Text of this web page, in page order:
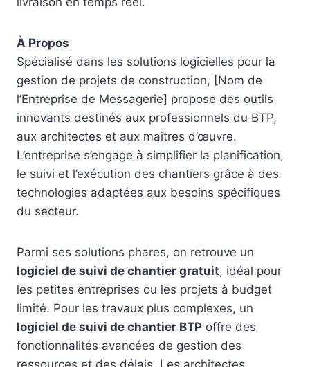
À Propos
Spécialisé dans les solutions logicielles pour la
gestion de projets de construction, [Nom de
l’Entreprise de Messagerie] propose des outils
innovants destinés aux professionnels du BTP,
aux architectes et aux maîtres d’œuvre.
L’entreprise s’engage à simplifier la planification,
le suivi et l’exécution des chantiers grâce à des
technologies adaptées aux besoins spécifiques
du secteur.
Parmi ses solutions phares, on retrouve un
logiciel de suivi de chantier gratuit, idéal pour
les petites entreprises ou les projets à budget
limité. Pour les travaux plus complexes, un
logiciel de suivi de chantier BTP offre des
fonctionnalités avancées de gestion des